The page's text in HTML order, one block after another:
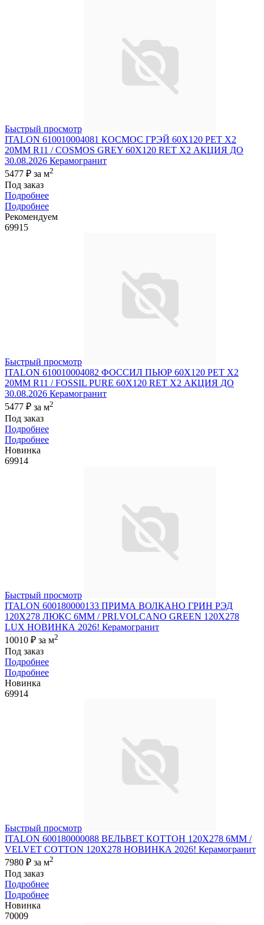
Быстрый просмотр
ITALON 610010004081 КОСМОС ГРЭЙ 60X120 РЕТ Х2
20MM R11 / COSMOS GREY 60X120 RET X2 АКЦИЯ ДО
30.08.2026 Керамогранит
5477 ₽ за м2
Под заказ
Подробнее
Подробнее
Рекомендуем
69915
Быстрый просмотр
ITALON 610010004082 ФОССИЛ ПЬЮР 60X120 РЕТ Х2
20MM R11 / FOSSIL PURE 60X120 RET X2 АКЦИЯ ДО
30.08.2026 Керамогранит
5477 ₽ за м2
Под заказ
Подробнее
Подробнее
Новинка
69914
Быстрый просмотр
ITALON 600180000133 ПРИМА ВОЛКАНО ГРИН РЭД
120X278 ЛЮКС 6ММ / PRI.VOLCANO GREEN 120X278
LUX НОВИНКА 2026! Керамогранит
10010 ₽ за м2
Под заказ
Подробнее
Подробнее
Новинка
69914
Быстрый просмотр
ITALON 600180000088 ВЕЛЬВЕТ КОТТОН 120X278 6ММ /
VELVET COTTON 120X278 НОВИНКА 2026! Керамогранит
7980 ₽ за м2
Под заказ
Подробнее
Подробнее
Новинка
70009